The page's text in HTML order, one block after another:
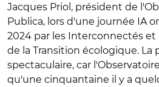
Jacques Priol, président de
Publica, lors d'une journée IA
2024 par les Interconnectés
de la Transition écologique. La
spectaculaire, car
qu'une cinquantaine il y a